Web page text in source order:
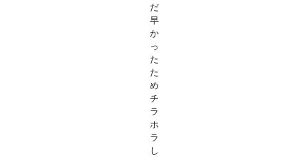
だ
早
か
っ
た
た
め
チ
ラ
ホ
ラ
し